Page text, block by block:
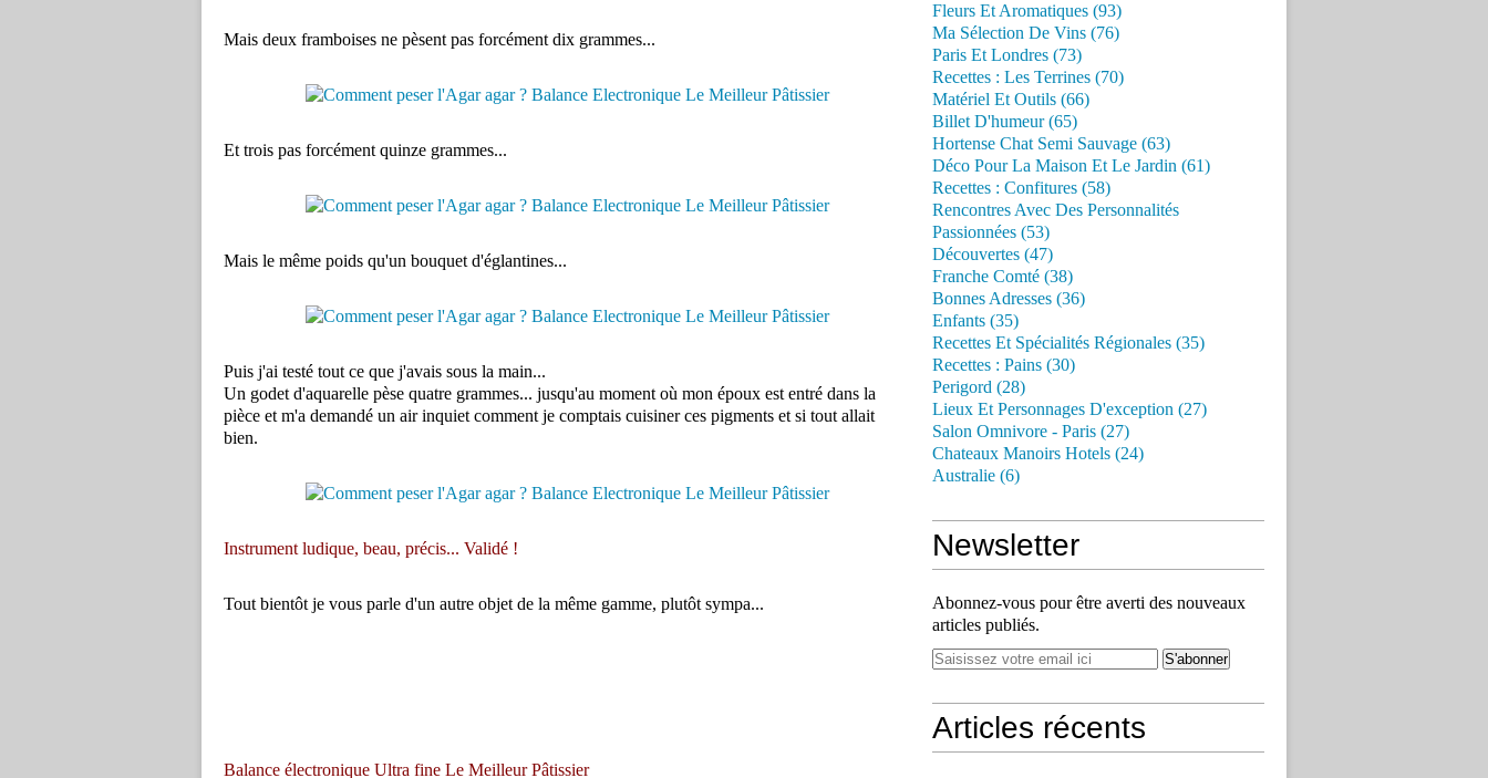
Mais deux framboises ne pèsent pas forcément dix grammes...
Et trois pas forcément quinze grammes...
Mais le même poids qu'un bouquet d'églantines...
Puis j'ai testé tout ce que j'avais sous la main...
Un godet d'aquarelle pèse quatre grammes... jusqu'au moment où mon époux est entré dans la
pièce et m'a demandé un air inquiet comment je comptais cuisiner ces pigments et si tout allait
bien.
Instrument ludique, beau, précis... Validé !
Tout bientôt je vous parle d'un autre objet de la même gamme, plutôt sympa...
Balance électronique Ultra fine Le Meilleur Pâtissier
Fleurs Et Aromatiques (93)
Ma Sélection De Vins (76)
Paris Et Londres (73)
Recettes : Les Terrines (70)
Matériel Et Outils (66)
Billet D'humeur (65)
Hortense Chat Semi Sauvage (63)
Déco Pour La Maison Et Le Jardin (61)
Recettes : Confitures (58)
Rencontres Avec Des Personnalités
Passionnées (53)
Découvertes (47)
Franche Comté (38)
Bonnes Adresses (36)
Enfants (35)
Recettes Et Spécialités Régionales (35)
Recettes : Pains (30)
Perigord (28)
Lieux Et Personnages D'exception (27)
Salon Omnivore - Paris (27)
Chateaux Manoirs Hotels (24)
Australie (6)
Newsletter
Abonnez-vous pour être averti des nouveaux
articles publiés.
Articles récents